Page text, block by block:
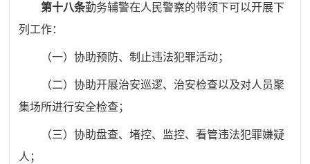
第十八条勤务辅警在人民警察的带领下可以开展下
列工作：
（一）协助预防、制止违法犯罪活动；
（二）协助开展治安巡逻、治安检查以及对人员聚
集场所进行安全检查；
（三）协助盘查、堵控、监控、看管违法犯罪嫌疑
人；